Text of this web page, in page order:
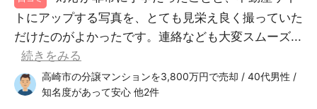
トにアップする写真を、とても見栄え良く撮っていた
だけたのがよかったです。連絡なども大変スムーズ...
続きをみる
高崎市の分譲マンションを3,800万円で売却 / 40代男性 /
知名度があって安心 他2件